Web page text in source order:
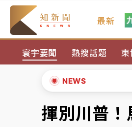
最新
寰宇要聞 熱搜話題 東
NEWS
暑假過三周才推「E
中信慈善基金會想增
故宮《龍藏經》特
▲
揮別川普